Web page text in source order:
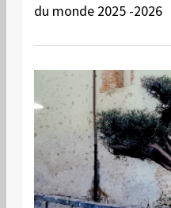
du monde 2025 -2026